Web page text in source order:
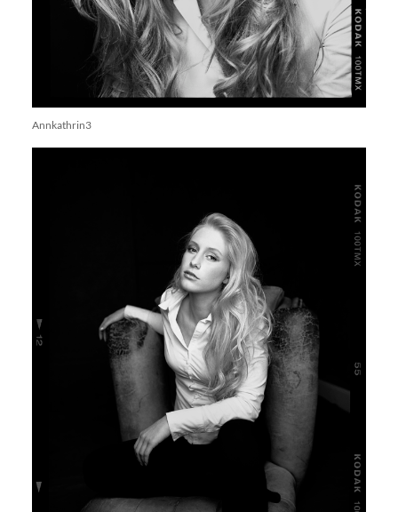
Annkathrin3